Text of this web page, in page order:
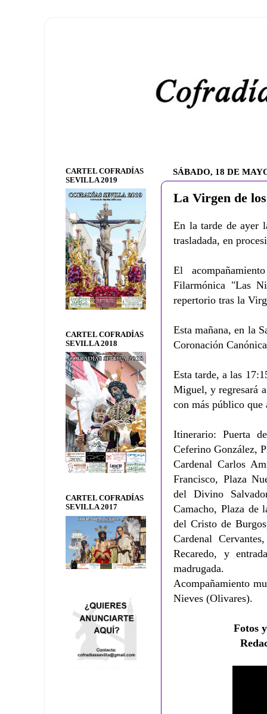
SÁBADO, 18 DE
La Virgen de
En la tarde de ayer
trasladada, en
El
Filarmónica "Las
repertorio tras la
Esta mañana, en la
Coronación
Esta tarde, a las
Miguel, y regresará
con más público que
Itinerario: Puerta
Ceferino González,
Cardenal Carlos
Francisco, Plaza
del Divino
Camacho, Plaza de
del Cristo de
Cardenal
Recaredo, y
madrugada.
Acompañamiento
Nieves (Olivares).
Fotos
CARTEL COFRADÍAS
SEVILLA 2019
CARTEL COFRADÍAS
SEVILLA 2018
CARTEL COFRADÍAS
SEVILLA 2017